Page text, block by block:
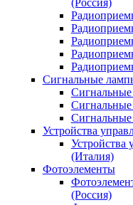
(Россия)
Сигнальные
Устройства
Устройства
(Италия)
Фотоэлементы
(Россия)